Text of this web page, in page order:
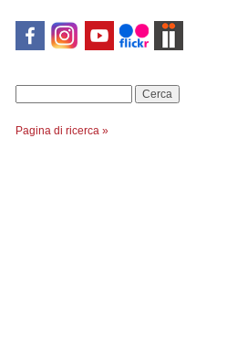
Pagina di ricerca »